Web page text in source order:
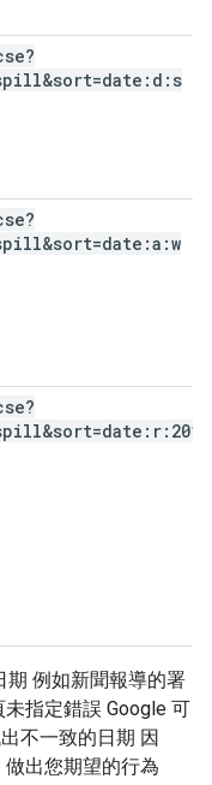
&sort=date:d:s
&sort=date:a:w
期 例如新聞報導的署
指定錯誤 Google 可
不一致的日期 因
出您期望的行為